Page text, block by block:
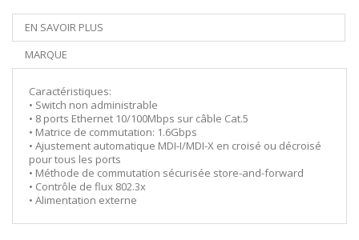
EN SAVOIR PLUS
MARQUE
Caractéristiques:
• Switch non administrable
• 8 ports Ethernet 10/100Mbps sur câble Cat.5
• Matrice de commutation: 1.6Gbps
• Ajustement automatique MDI-I/MDI-X en croisé ou décroisé
pour tous les ports
• Méthode de commutation sécurisée store-and-forward
• Contrôle de flux 802.3x
• Alimentation externe